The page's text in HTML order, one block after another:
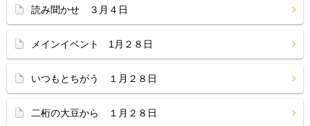
読み聞かせ ３月４日
メインイベント 1月２８日
いつもとちがう １月２８日
二桁の大豆から １月２８日